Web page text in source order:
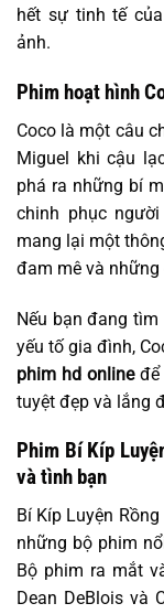
hết sự tinh tế
ảnh.
Phim hoạt hình
Coco là một câu
Miguel khi cậu
phá ra những bí
chinh phục
mang lại một
đam mê và
Nếu bạn đang
yếu tố gia đình,
phim hd onlineđể
tuyệt đẹp và lắng
Phim Bí Kíp
và tình bạn
Bí Kíp Luyện
những bộ phim
Bộ phim ra mắt
Dean DeBlois và